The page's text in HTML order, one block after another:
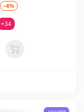
–6%
+34
В корзину